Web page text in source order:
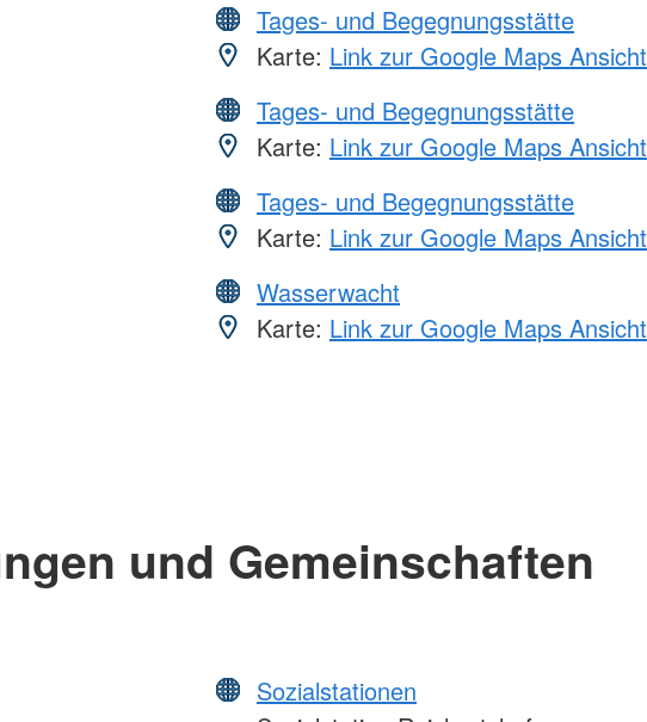
Tages- und Begegnungsstätte
Karte: Link zur Google Maps Ansicht
Tages- und Begegnungsstätte
Karte: Link zur Google Maps Ansicht
Tages- und Begegnungsstätte
Karte: Link zur Google Maps Ansicht
Wasserwacht
Karte: Link zur Google Maps Ansicht
und Gemeinschaften
Sozialstationen